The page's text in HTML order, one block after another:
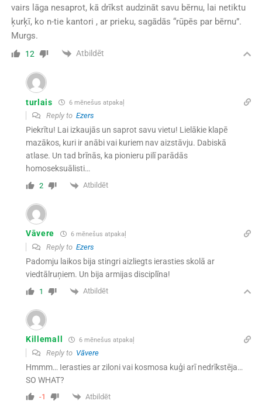
vairs lāga nesaprot, kā drīkst audzināt savu bērnu, lai netiktu
ķurķī, ko n-tie kantori , ar prieku, sagādās “rūpēs par bērnu”.
Murgs.
12 Atbildēt
turlais 6 mēnešus atpakaļ
Reply to Ezers
Piekrītu! Lai izkaujās un saprot savu vietu! Lielākie klapē
mazākos, kuri ir anābi vai kuriem nav aizstāvju. Dabiskā
atlase. Un tad brīnās, ka pionieru pilī parādās
homoseksuālisti…
2 Atbildēt
Vāvere 6 mēnešus atpakaļ
Reply to Ezers
Padomju laikos bija stingri aizliegts ierasties skolā ar
viedtālruņiem. Un bija armijas disciplīna!
1 Atbildēt
Killemall 6 mēnešus atpakaļ
Reply to Vāvere
Hmmm… Ierasties ar ziloni vai kosmosa kuģi arī nedrīkstēja…
SO WHAT?
-1 Atbildēt